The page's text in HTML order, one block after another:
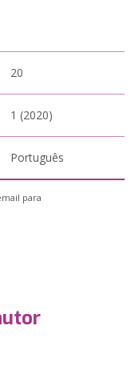
20
1 (2020)
Português
para